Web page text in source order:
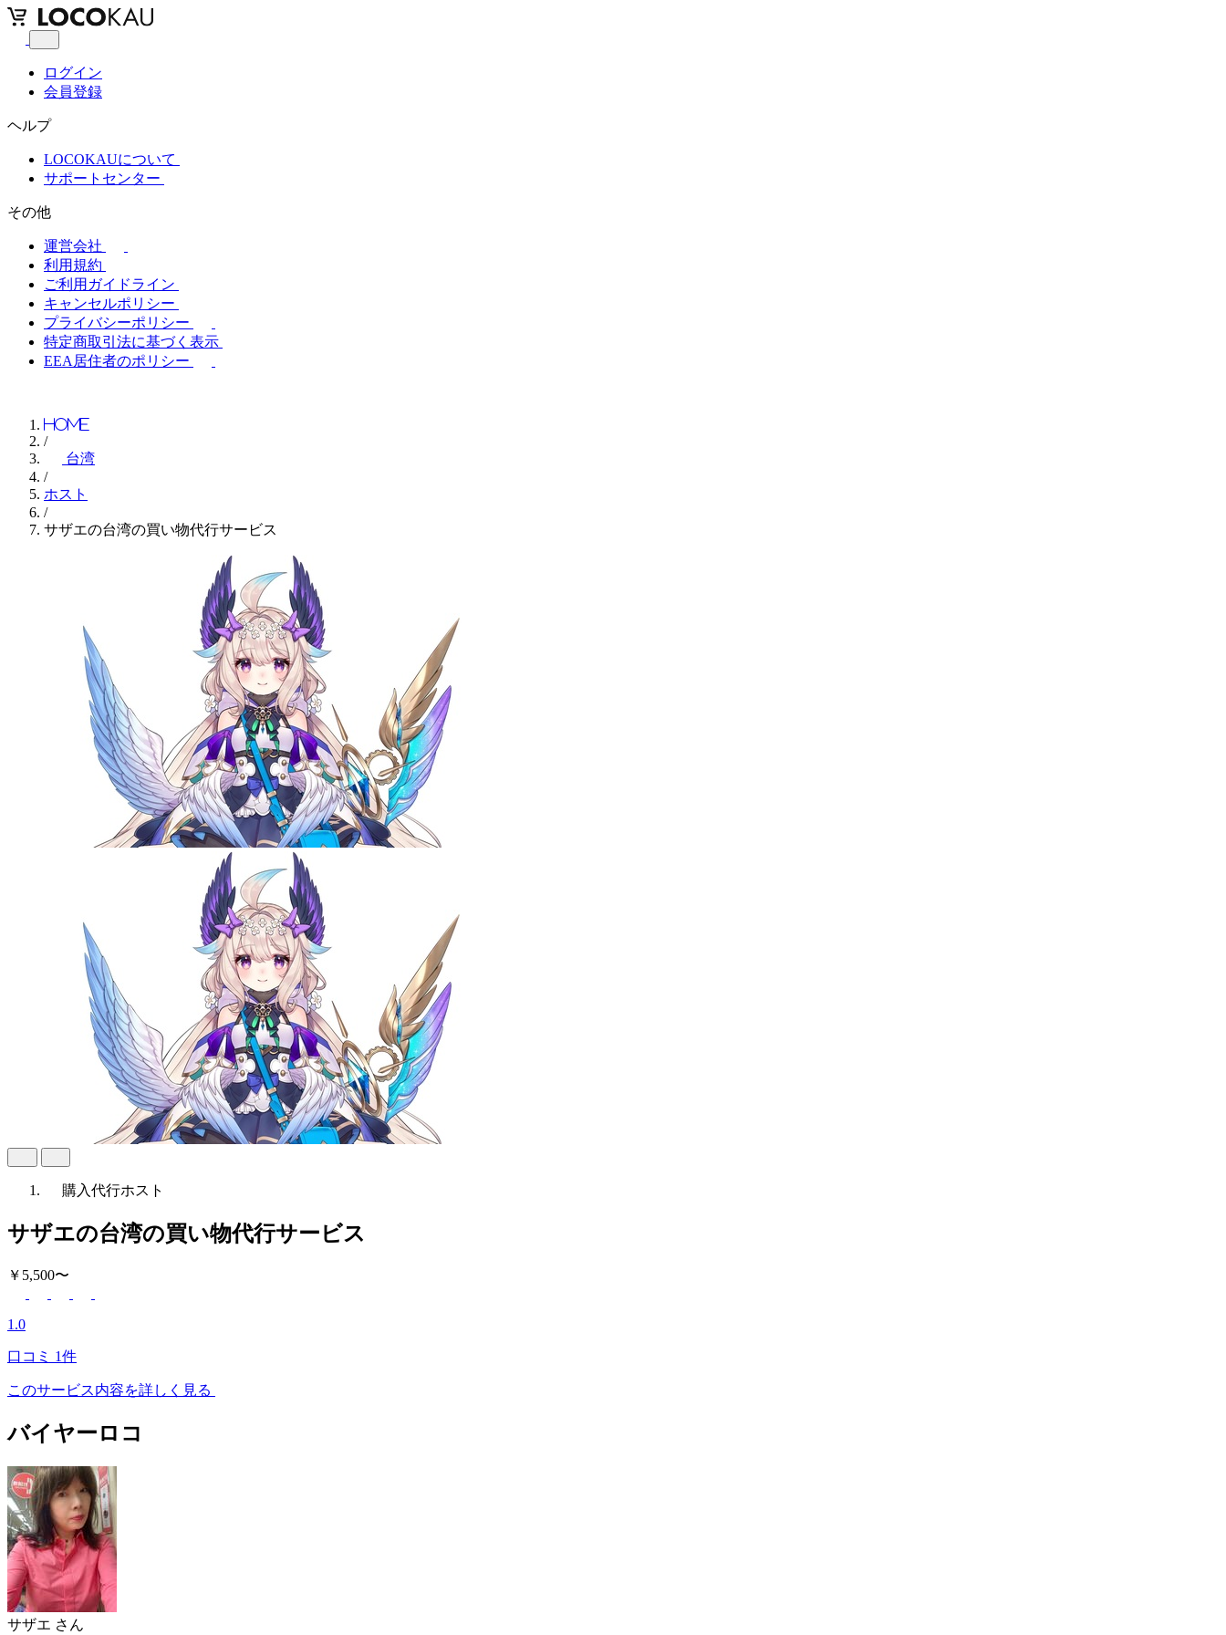
ログイン
会員登録
ヘルプ
LOCOKAUについて
サポートセンター
その他
運営会社
利用規約
ご利用ガイドライン
キャンセルポリシー
プライバシーポリシー
特定商取引法に基づく表示
EEA居住者のポリシー
Home
/
台湾
/
ホスト
/
サザエの台湾の買い物代行サービス
購入代行ホスト
サザエの台湾の買い物代行サービス
￥5,500〜
1.0
口コミ 1件
このサービス内容を詳しく見る
バイヤーロコ
サザエ さん